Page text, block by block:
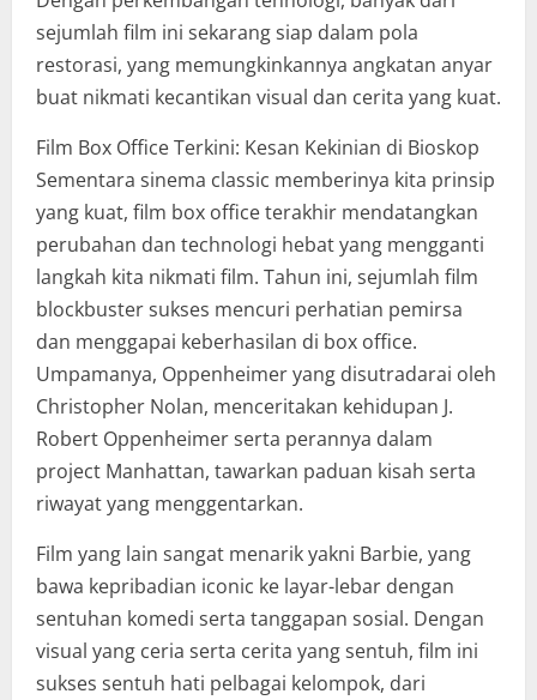
sejumlah film ini sekarang siap dalam pola
restorasi, yang memungkinkannya angkatan anyar
buat nikmati kecantikan visual dan cerita yang kuat.
Film Box Office Terkini: Kesan Kekinian di Bioskop
Sementara sinema classic memberinya kita prinsip
yang kuat, film box office terakhir mendatangkan
perubahan dan technologi hebat yang mengganti
langkah kita nikmati film. Tahun ini, sejumlah film
blockbuster sukses mencuri perhatian pemirsa
dan menggapai keberhasilan di box office.
Umpamanya, Oppenheimer yang disutradarai oleh
Christopher Nolan, menceritakan kehidupan J.
Robert Oppenheimer serta perannya dalam
project Manhattan, tawarkan paduan kisah serta
riwayat yang menggentarkan.
Film yang lain sangat menarik yakni Barbie, yang
bawa kepribadian iconic ke layar-lebar dengan
sentuhan komedi serta tanggapan sosial. Dengan
visual yang ceria serta cerita yang sentuh, film ini
sukses sentuh hati pelbagai kelompok, dari